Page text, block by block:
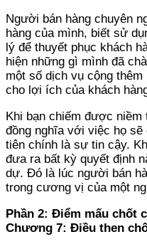
Người bán hàng chuyên
hàng của mình, biết sử
lý để thuyết phục khách
hiện những gì mình đã
một số dịch vụ cộng
cho lợi ích của khách
Khi bạn chiếm được
đồng nghĩa với việc họ
tiên chính là sự tin cậy.
đưa ra bất kỳ quyết định
dự. Đó là lúc người bán
trong cương vị của một
Phần 2: Điểm mấu chốt
Chương 7: Điều then